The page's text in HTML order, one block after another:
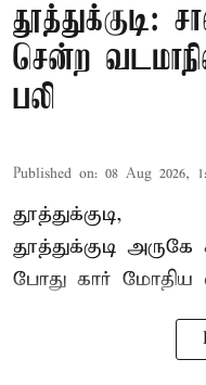
தூத்துக்குடி:
சென்ற
பலி
Published on: 08 Aug 2026,
தூத்துக்குடி,
தூத்துக்குடி அருகே
போது கார் மோதிய